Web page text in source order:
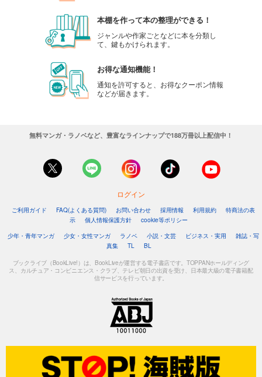
あらすじを表示する
試し読み
あらすじを表示する
509円 (税込)
試し読み
509円 (税込)
あらすじを表示する
本棚を作って本の整理ができる！
ジャンルや作家ごとなどに本を分類し
て、鍵もかけられます。
お得な通知機能！
通知を許可すると、お得なクーポン情報
などが届きます。
無料マンガ・ラノベなど、豊富なラインナップで188万冊以上配信中！
ログイン
ご利用ガイド FAQ(よくある質問) お問い合わせ 採用情報 利用規約
特商法の表
示
個人情報保護方針
cookie等ポリシー
少年・青年マンガ
少女・女性マンガ ラノベ 小説・文芸 ビジネス・実用
雑誌・写
真集
TL BL
ブックライブ（BookLive!）は、BookLiveが運営する電子書店です。TOPPANホールディング
ス、カルチュア・コンビニエンス・クラブ、テレビ朝日の出資を受け、日本最大級の電子書籍配
信サービスを行っています。